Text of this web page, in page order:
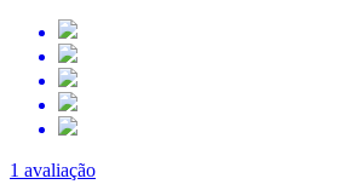
1 avaliação